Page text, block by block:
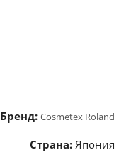
Бренд: Cosmetex Roland
Страна: Япония